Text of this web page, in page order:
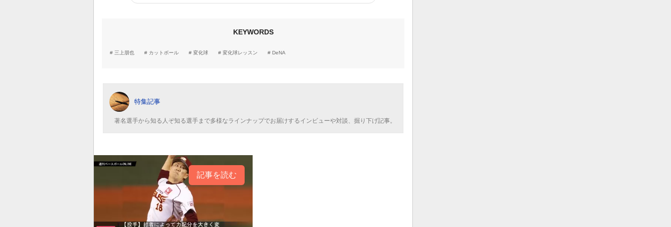
KEYWORDS
三上朋也 カットボール 変化球 変化球レッスン DeNA
特集記事
著名選手から知る人ぞ知る選手まで多様なラインナップでお届けするインビューや対談、掘り下げ記事。
記事を読む